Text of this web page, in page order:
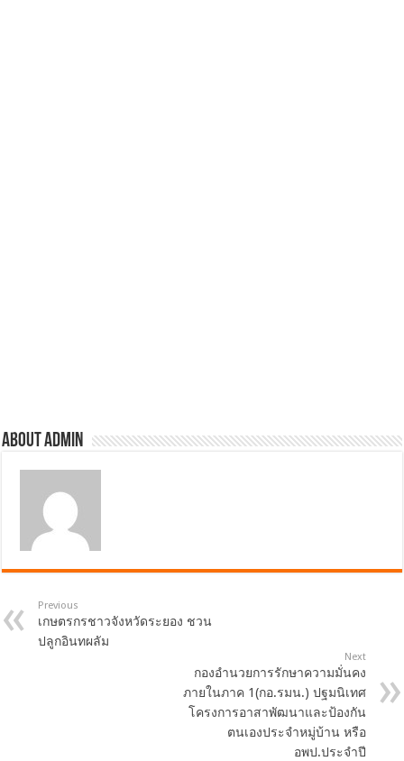
About admin
Previous
เกษตรกรชาวจังหวัดระยอง ชวน
ปลูกอินทผลัม
Next
กองอำนวยการรักษาความมั่นคง
ภายในภาค 1(กอ.รมน.) ปฐมนิเทศ
โครงการอาสาพัฒนาและป้องกัน
ตนเองประจำหมู่บ้าน หรือ
อพป.ประจำปี